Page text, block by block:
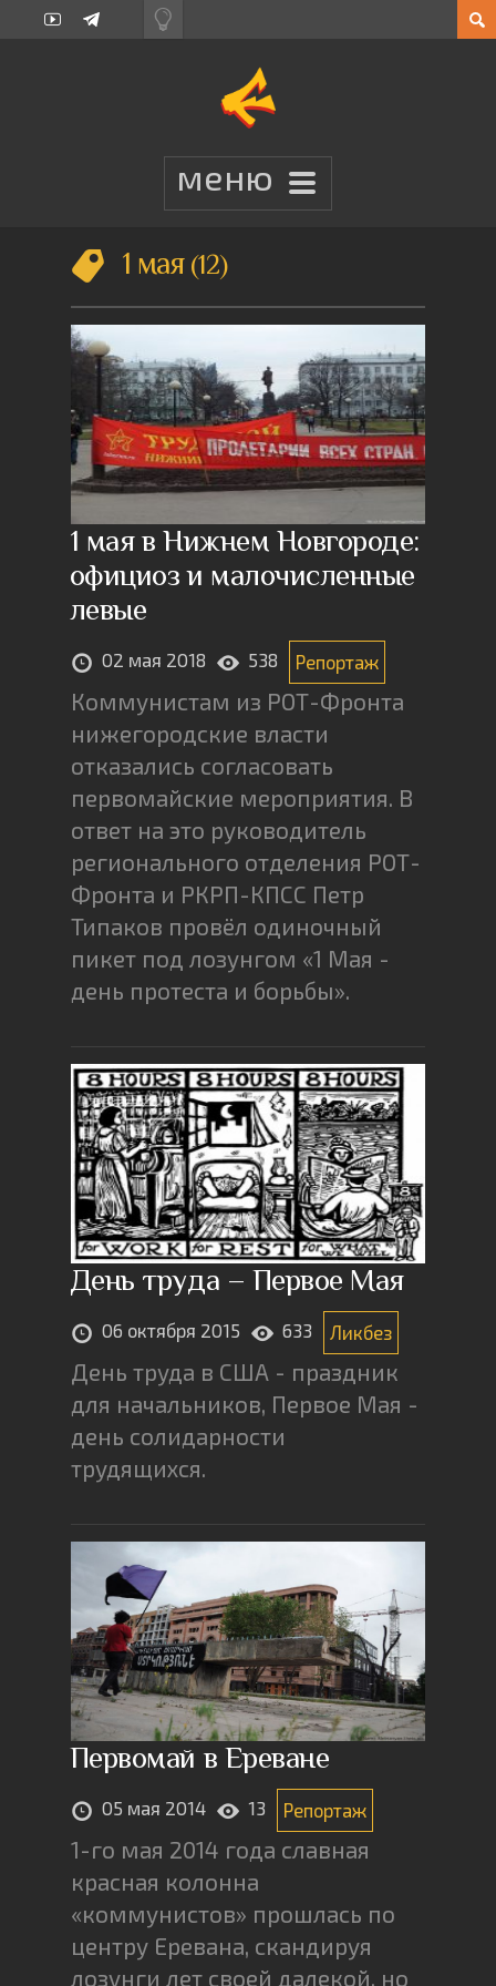
1 мая 12
1 мая в Нижнем Новгороде:
официоз и малочисленные
левые
02 мая 2018 538 Репортаж
Коммунистам из РОТ-Фронта
нижегородские власти
отказались согласовать
первомайские мероприятия. В
ответ на это руководитель
регионального отделения РОТ-
Фронта и РКРП-КПСС Петр
Типаков провёл одиночный
пикет под лозунгом «1 Мая -
день протеста и борьбы».
День труда – Первое Мая
06 октября 2015 633 Ликбез
День труда в США - праздник
для начальников, Первое Мая -
день солидарности
трудящихся.
Первомай в Ереване
05 мая 2014 13 Репортаж
1-го мая 2014 года славная
красная колонна
«коммунистов» прошлась по
центру Еревана, скандируя
лозунги лет своей далекой, но